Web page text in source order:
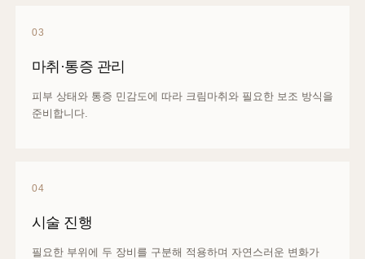
03
마취·통증 관리
피부 상태와 통증 민감도에 따라 크림마취와 필요한 보조 방식을
준비합니다.
04
시술 진행
필요한 부위에 두 장비를 구분해 적용하며 자연스러운 변화가